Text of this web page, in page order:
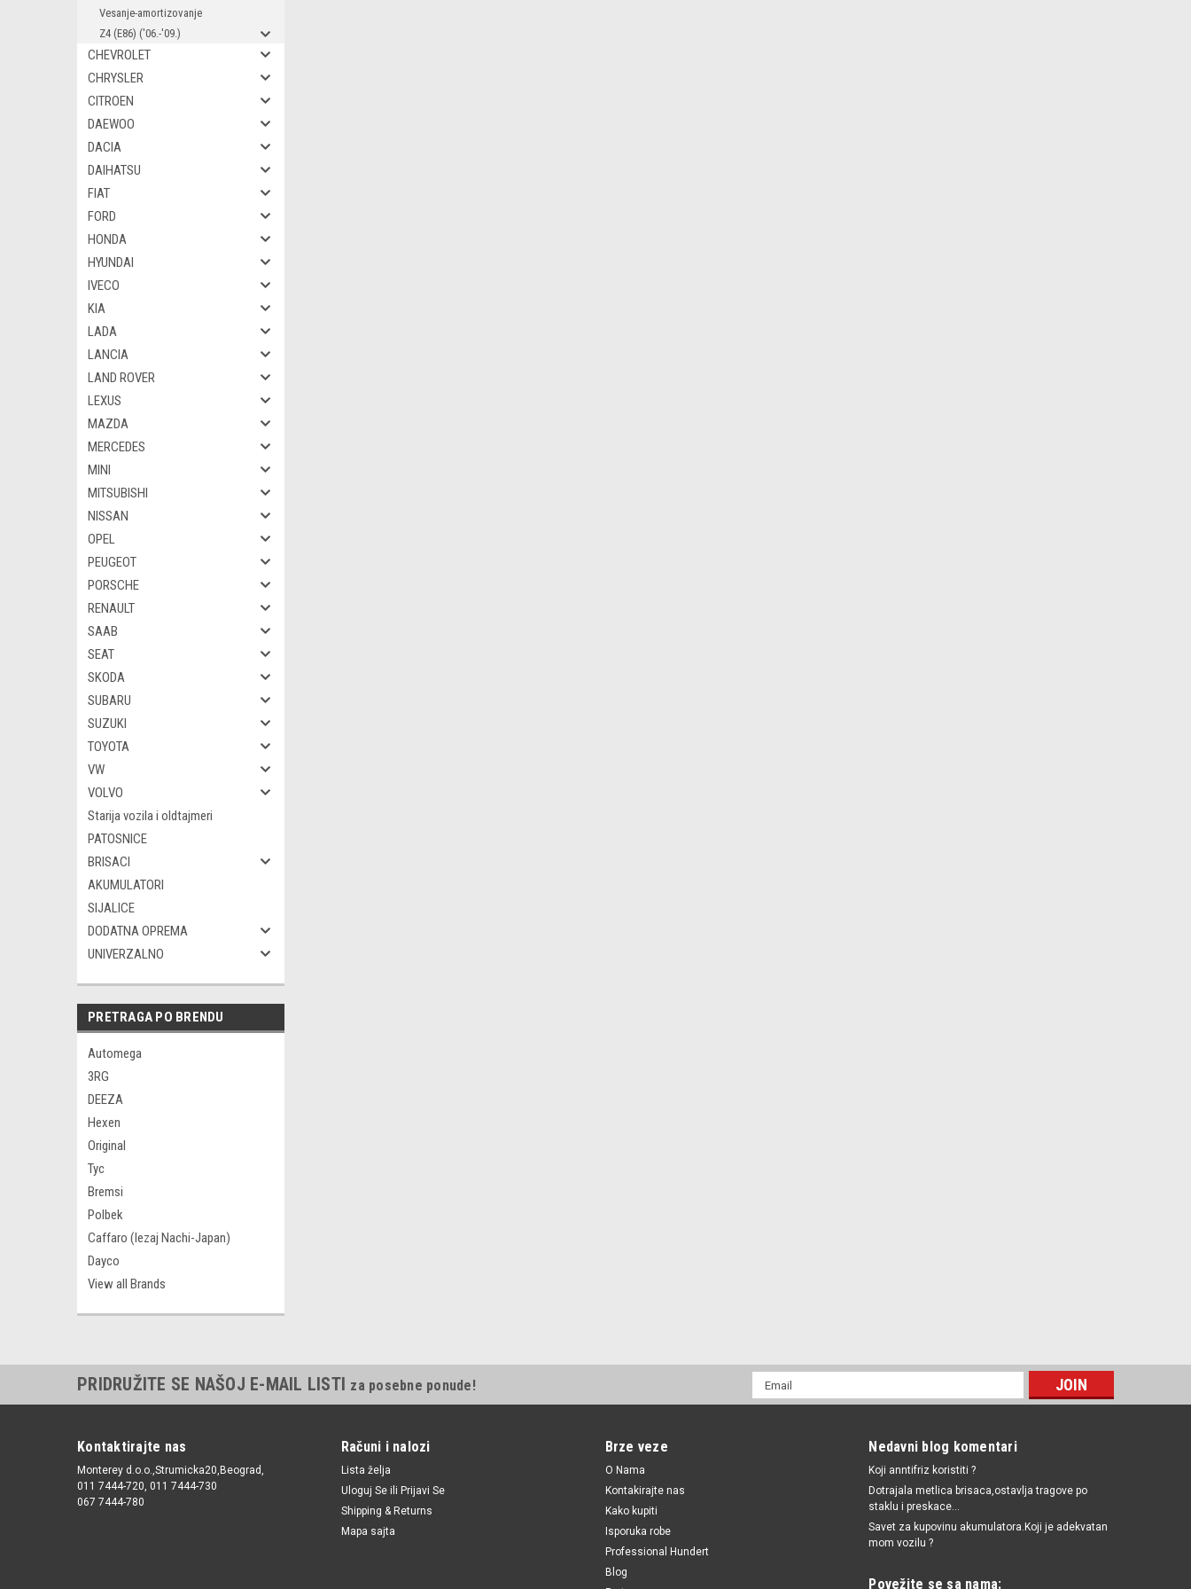
Vesanje-amortizovanje
Z4 (E86) ('06.-'09.)
CHEVROLET
CHRYSLER
CITROEN
DAEWOO
DACIA
DAIHATSU
FIAT
FORD
HONDA
HYUNDAI
IVECO
KIA
LADA
LANCIA
LAND ROVER
LEXUS
MAZDA
MERCEDES
MINI
MITSUBISHI
NISSAN
OPEL
PEUGEOT
PORSCHE
RENAULT
SAAB
SEAT
SKODA
SUBARU
SUZUKI
TOYOTA
VW
VOLVO
Starija vozila i oldtajmeri
PATOSNICE
BRISACI
AKUMULATORI
SIJALICE
DODATNA OPREMA
UNIVERZALNO
PRETRAGA PO BRENDU
Automega
3RG
DEEZA
Hexen
Original
Tyc
Bremsi
Polbek
Caffaro (lezaj Nachi-Japan)
Dayco
View all Brands
PRIDRUŽITE SE NAŠOJ E-MAIL LISTI za posebne ponude!
mail
Kontaktirajte nas
Monterey d.o.o.,Strumicka20,Beograd,
011 7444-720, 011 7444-730
067 7444-780
Računi i nalozi
Lista želja
Uloguj Se ili Prijavi Se
Shipping & Returns
Mapa sajta
Brze veze
O Nama
Kontakirajte nas
Kako kupiti
Isporuka robe
Professional Hundert
Blog
Nedavni blog komentari
Koji anntifriz koristiti ?
Dotrajala metlica brisaca,ostavlja tragove po
staklu i preskace...
Savet za kupovinu akumulatora.Koji je adekvatan
mom vozilu ?
Povežite se sa nama: